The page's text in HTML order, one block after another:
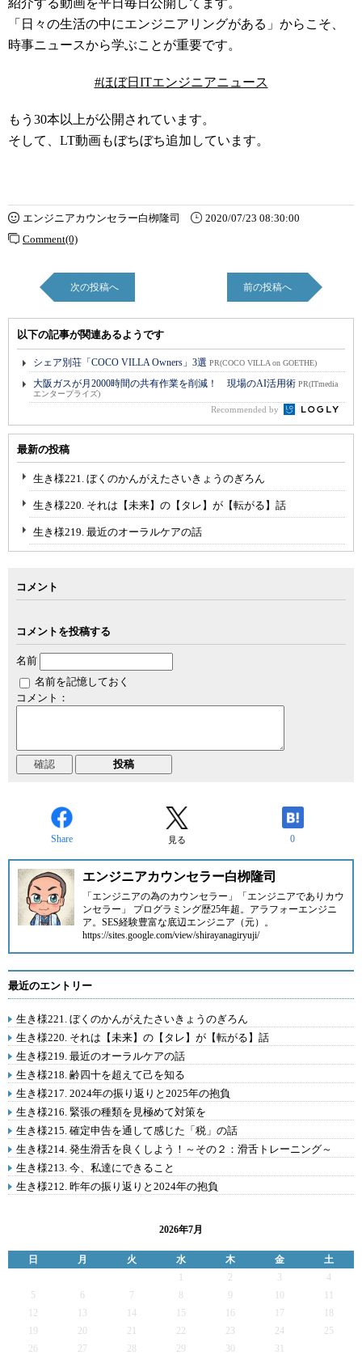
紹介する動画を平日毎日公開してます。
「日々の生活の中にエンジニアリングがある」からこそ、
時事ニュースから学ぶことが重要です。
#ほぼ日ITエンジニアニュース
もう30本以上が公開されています。
そして、LT動画もぼちぼち追加しています。
エンジニアカウンセラー白栁隆司
2020/07/23 08:30:00
Comment(0)
次の投稿へ 前の投稿へ
以下の記事が関連あるようです
シェア別荘「COCO VILLA Owners」3選 PR(COCO VILLA on GOETHE)
大阪ガスが月2000時間の共有作業を削減！ 現場のAI活用術 PR(ITmedia
エンタープライズ)
Recommended by
最新の投稿
生き様221. ぼくのかんがえたさいきょうのぎろん
生き様220. それは【未来】の【タレ】が【転がる】話
生き様219. 最近のオーラルケアの話
コメント
コメントを投稿する
名前
名前を記憶しておく
コメント：
Share 見る 0
エンジニアカウンセラー白栁隆司
「エンジニアの為のカウンセラー」「エンジニアでありカウ
ンセラー」 プログラミング歴25年超。アラフォーエンジニ
ア。SES経験豊富な底辺エンジニア（元）。
https://sites.google.com/view/shirayanagiryuji/
最近のエントリー
生き様221. ぼくのかんがえたさいきょうのぎろん
生き様220. それは【未来】の【タレ】が【転がる】話
生き様219. 最近のオーラルケアの話
生き様218. 齢四十を超えて己を知る
生き様217. 2024年の振り返りと2025年の抱負
生き様216. 緊張の種類を見極めて対策を
生き様215. 確定申告を通して感じた「税」の話
生き様214. 発生滑舌を良くしよう！～その２：滑舌トレーニング～
生き様213. 今、私達にできること
生き様212. 昨年の振り返りと2024年の抱負
2026年7月
日 月 火 水 木 金
土
2 3
4
5
6 7 9
12
13 14 15 16 17
19
20 21 22 23 24
25
26
27 28 29 30 31